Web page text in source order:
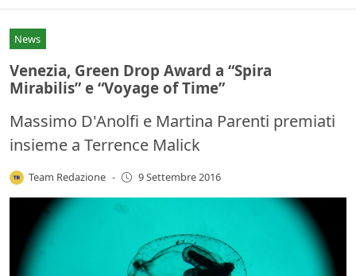
News
Venezia, Green Drop Award a “Spira
Mirabilis” e “Voyage of Time”
Massimo D'Anolfi e Martina Parenti premiati
insieme a Terrence Malick
Team Redazione - 9 Settembre 2016